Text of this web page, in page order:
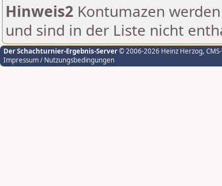
Hinweis2 Kontumazen
und sind in der Liste nicht
Der Schachturnier-Ergebnis-Server© 2006-2026 Heinz Herzog,
Impressum / Nutzungsbedingungen